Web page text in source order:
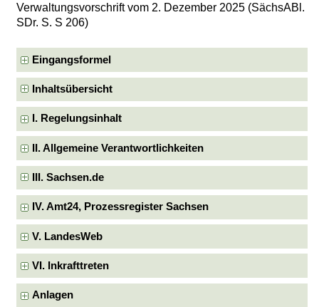
Verwaltungsvorschrift vom 2. Dezember 2025 (SächsABl.
SDr. S. S 206)
Eingangsformel
Inhaltsübersicht
I. Regelungsinhalt
II. Allgemeine Verantwortlichkeiten
III. Sachsen.de
IV. Amt24, Prozessregister Sachsen
V. LandesWeb
VI. Inkrafttreten
Anlagen